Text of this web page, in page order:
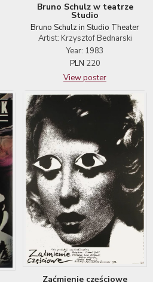
Bruno Schulz w teatrze
Studio
Bruno Schulz in Studio Theater
Artist: Krzysztof Bednarski
Year: 1983
PLN 220
View poster
Zaćmienie częściowe